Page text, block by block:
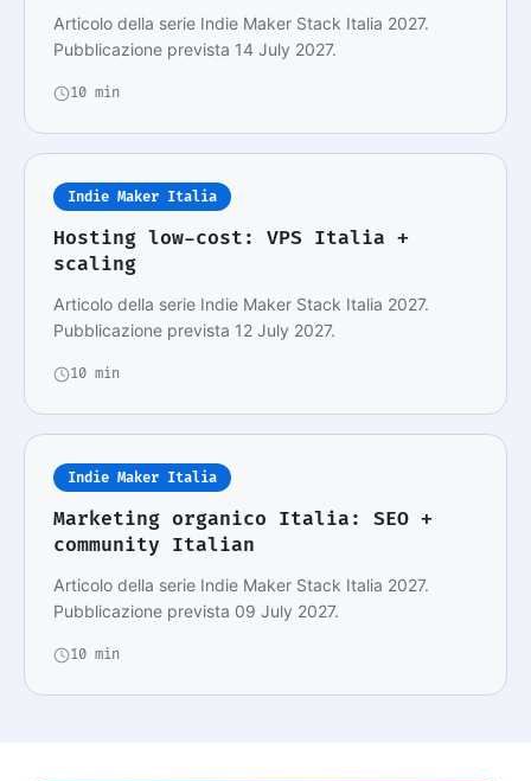
Articolo della serie Indie Maker Stack Italia 2027.
Pubblicazione prevista 14 July 2027.
10 min
Indie Maker Italia
Hosting low-cost: VPS Italia +
scaling
Articolo della serie Indie Maker Stack Italia 2027.
Pubblicazione prevista 12 July 2027.
10 min
Indie Maker Italia
Marketing organico Italia: SEO +
community Italian
Articolo della serie Indie Maker Stack Italia 2027.
Pubblicazione prevista 09 July 2027.
10 min